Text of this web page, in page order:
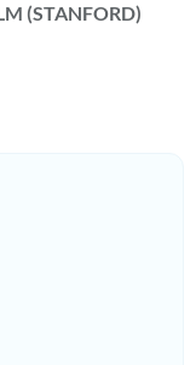
(STANFORD)